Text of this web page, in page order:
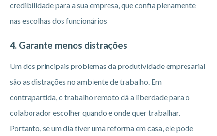
credibilidade para a sua empresa, que confia plenamente
nas escolhas dos funcionários;
4. Garante menos distrações
Um dos principais problemas da produtividade empresarial
são as distrações no ambiente de trabalho. Em
contrapartida, o trabalho remoto dá a liberdade para o
colaborador escolher quando e onde quer trabalhar.
Portanto, se um dia tiver uma reforma em casa, ele pode